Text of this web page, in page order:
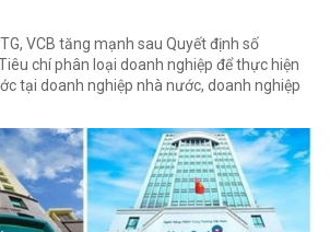
VCB tăng mạnh sau Quyết định số
chí phân loại doanh nghiệp để thực hiện
tại doanh nghiệp nhà nước, doanh nghiệp